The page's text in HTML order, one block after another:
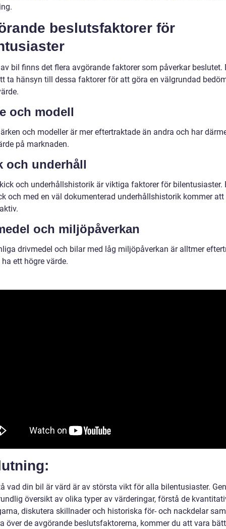
beslutsfaktorer för
bil finns det flera avgörande faktorer som påverkar beslutet.
ta hänsyn till dessa faktorer för att göra en välgrundad
och modell
och modeller är mer eftertraktade än andra och har
på marknaden.
och underhåll
och underhållshistorik är viktiga faktorer för bilentusiaster.
och med en väl dokumenterad underhållshistorik kommer att
och miljöpåverkan
drivmedel och bilar med låg miljöpåverkan är alltmer
ett högre värde.
vad din bil är värd är av största vikt för alla bilentusiaster.
översikt av olika typer av värderingar, förstå de
diskutera skillnader och historiska för- och nackdelar
över de avgörande beslutsfaktorerna, kommer du att vara